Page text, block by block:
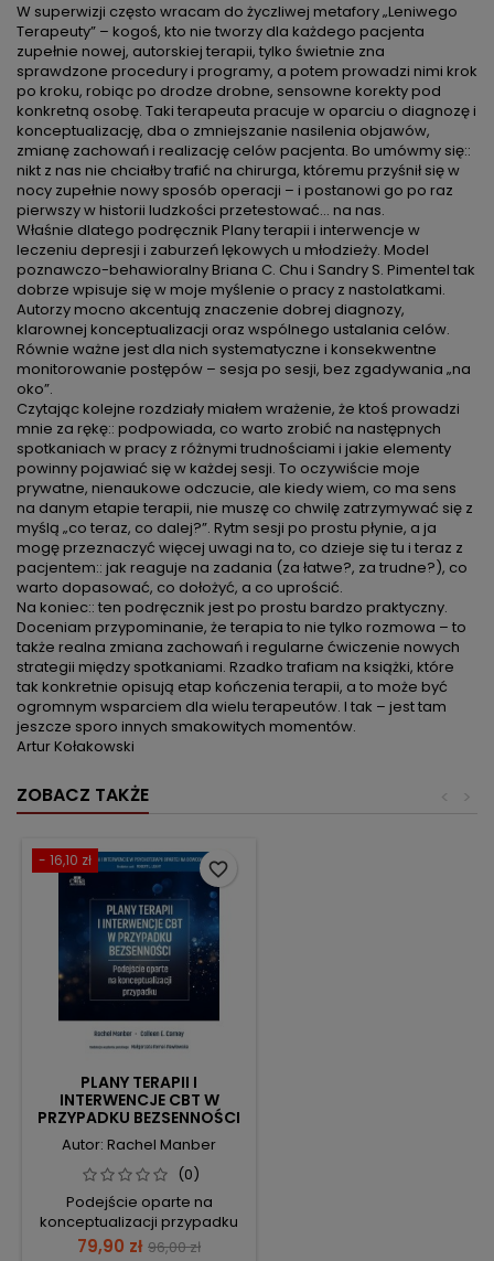
W superwizji często wracam do życzliwej metafory „Leniwego
Terapeuty” – kogoś, kto nie tworzy dla każdego pacjenta
zupełnie nowej, autorskiej terapii, tylko świetnie zna
sprawdzone procedury i programy, a potem prowadzi nimi krok
po kroku, robiąc po drodze drobne, sensowne korekty pod
konkretną osobę. Taki terapeuta pracuje w oparciu o diagnozę i
konceptualizację, dba o zmniejszanie nasilenia objawów,
zmianę zachowań i realizację celów pacjenta. Bo umówmy się::
nikt z nas nie chciałby trafić na chirurga, któremu przyśnił się w
nocy zupełnie nowy sposób operacji – i postanowi go po raz
pierwszy w historii ludzkości przetestować… na nas.
Właśnie dlatego podręcznik Plany terapii i interwencje w
leczeniu depresji i zaburzeń lękowych u młodzieży. Model
poznawczo-behawioralny Briana C. Chu i Sandry S. Pimentel tak
dobrze wpisuje się w moje myślenie o pracy z nastolatkami.
Autorzy mocno akcentują znaczenie dobrej diagnozy,
klarownej konceptualizacji oraz wspólnego ustalania celów.
Równie ważne jest dla nich systematyczne i konsekwentne
monitorowanie postępów – sesja po sesji, bez zgadywania „na
oko”.
Czytając kolejne rozdziały miałem wrażenie, że ktoś prowadzi
mnie za rękę:: podpowiada, co warto zrobić na następnych
spotkaniach w pracy z różnymi trudnościami i jakie elementy
powinny pojawiać się w każdej sesji. To oczywiście moje
prywatne, nienaukowe odczucie, ale kiedy wiem, co ma sens
na danym etapie terapii, nie muszę co chwilę zatrzymywać się z
myślą „co teraz, co dalej?”. Rytm sesji po prostu płynie, a ja
mogę przeznaczyć więcej uwagi na to, co dzieje się tu i teraz z
pacjentem:: jak reaguje na zadania (za łatwe?, za trudne?), co
warto dopasować, co dołożyć, a co uprościć.
Na koniec:: ten podręcznik jest po prostu bardzo praktyczny.
Doceniam przypominanie, że terapia to nie tylko rozmowa – to
także realna zmiana zachowań i regularne ćwiczenie nowych
strategii między spotkaniami. Rzadko trafiam na książki, które
tak konkretnie opisują etap kończenia terapii, a to może być
ogromnym wsparciem dla wielu terapeutów. I tak – jest tam
jeszcze sporo innych smakowitych momentów.
Artur Kołakowski
ZOBACZ TAKŻE >
<
- 16,10 zł
PLANY TERAPII I
INTERWENCJE CBT W
PRZYPADKU BEZSENNOŚCI
Autor: Rachel Manber
(0)
Podejście oparte na
konceptualizacji przypadku
Cena
79,90 zł Cena
96,00 zł
favorite_border